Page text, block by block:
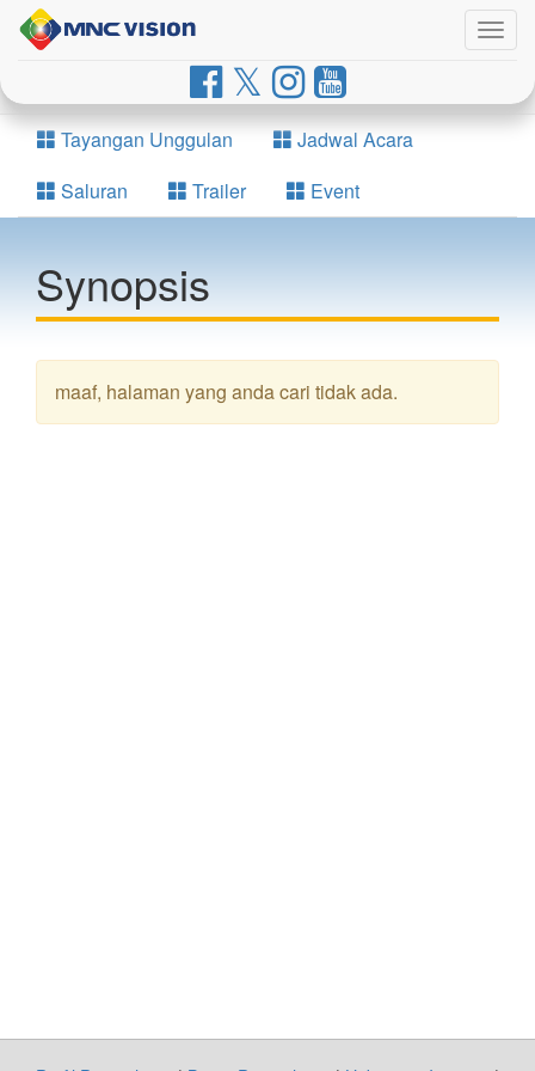
Tayangan Unggulan
Jadwal Acara
Saluran
Trailer Event
Synopsis
maaf, halaman yang anda cari tidak ada.